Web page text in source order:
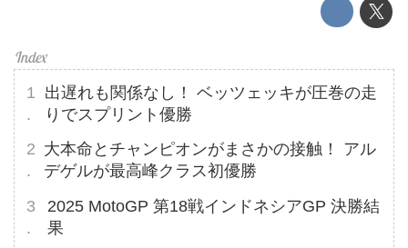
出遅れも関係なし！ ベッツェッキが圧巻の走
りでスプリント優勝
大本命とチャンピオンがまさかの接触！ アル
デゲルが最高峰クラス初優勝
2025 MotoGP 第18戦インドネシアGP 決勝結
果